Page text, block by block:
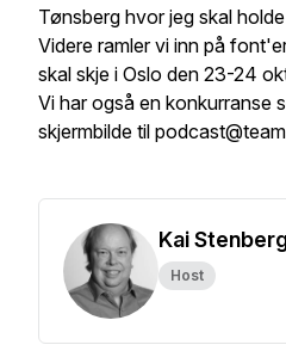
Tønsberg hvor jeg skal
Videre ramler vi inn på
skal skje i Oslo den 23-24
Vi har også en konkurranse
skjermbilde til
Kai
Host